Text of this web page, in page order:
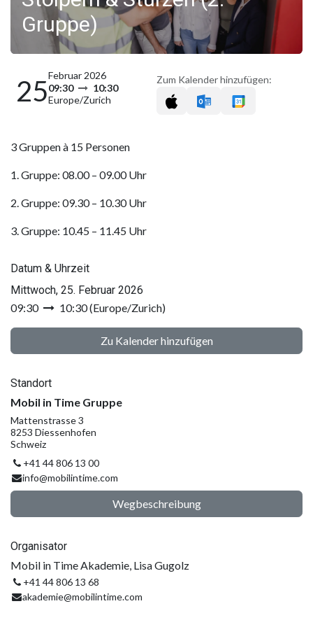
Gruppe)
25Februar 2026
09:30
10:30
Europe/Zurich
Zum Kalender hinzufügen:
3 Gruppen à 15 Personen
1. Gruppe: 08.00 – 09.00 Uhr
2. Gruppe: 09.30 – 10.30 Uhr
3. Gruppe: 10.45 – 11.45 Uhr
Datum & Uhrzeit
Mittwoch, 25. Februar 2026
09:30
10:30(Europe/Zurich)
Zu Kalender hinzufügen
Standort
Mobil in Time Gruppe
Mattenstrasse 3
8253 Diessenhofen
Schweiz
+41 44 806 13 00
info@mobilintime.com
Wegbeschreibung
Organisator
Mobil in Time Akademie, Lisa Gugolz
+41 44 806 13 68
akademie@mobilintime.com